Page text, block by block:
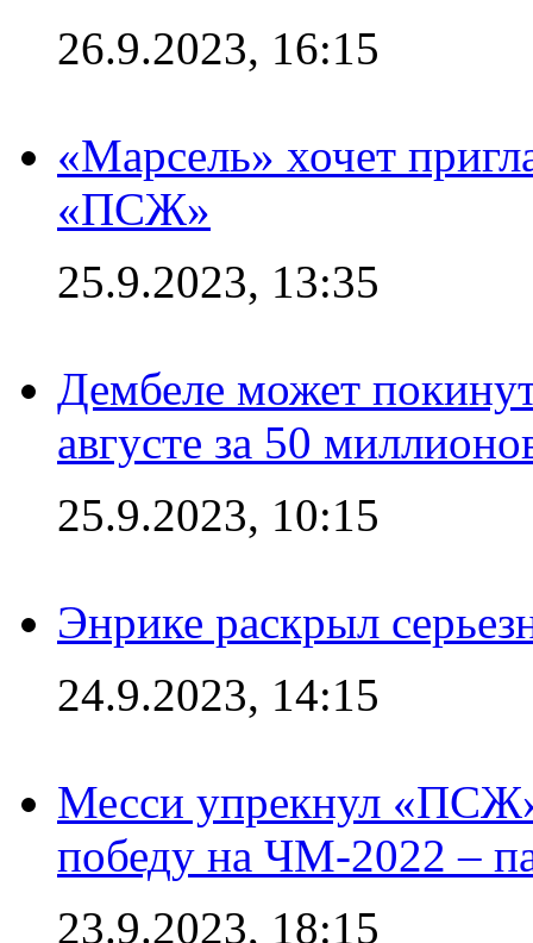
26.9.2023, 16:15
«Марсель» хочет
«ПСЖ»
25.9.2023, 13:35
Дембеле может
августе за 50
25.9.2023, 10:15
Энрике раскрыл
24.9.2023, 14:15
Месси упрекнул «ПСЖ»
победу на ЧМ-2022 –
23.9.2023, 18:15